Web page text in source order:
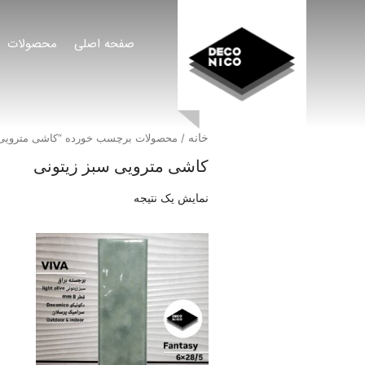
صفحه اصلی محصولات
خانه / محصولات برچسب خورده “کاشی
کاشی مترویی سبز زیتونی
نمایش یک نتیجه